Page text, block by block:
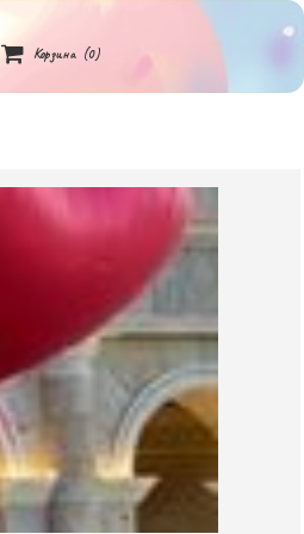
 Корзина (0)